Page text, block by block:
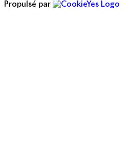
Propulsé par